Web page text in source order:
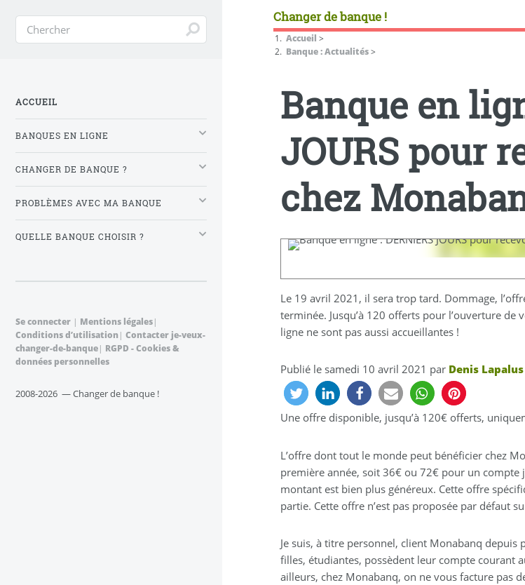
Changer de banque !
Accueil >
Banque : Actualités>
Banque en
JOURS pour
chez
Le 19 avril 2021, il sera trop tard. Dommage,
terminée. Jusqu’à 120 offerts pour l’ouverture
ligne ne sont pas aussi accueillantes !
Publié lesamedi 10 avril 2021 par Denis Lapalus
Une offre disponible, jusqu’à 120€ offerts,
L’offre dont tout le monde peut bénéficier chez
première année, soit 36€ ou 72€ pour un compte
montant est bien plus généreux. Cette offre
partie. Cette offre n’est pas proposée par défaut
Je suis, à titre personnel, client Monabanq depuis
filles, étudiantes, possèdent leur compte courant
ailleurs, chez Monabanq, on ne vous facture pas
ACCUEIL
BANQUES EN LIGNE
CHANGER DE BANQUE ?
PROBLÈMES AVEC MA BANQUE
QUELLE BANQUE CHOISIR ?
Se connecter | Mentions légales|
Conditions d’utilisation| Contacter je-veux-
changer-de-banque| RGPD - Cookies &
données personnelles
2008-2026 — Changer de banque !